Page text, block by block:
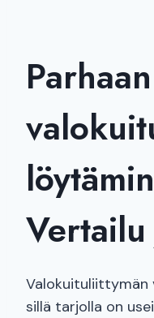
Parhaan
Valokuituliittymän
sillä tarjolla on